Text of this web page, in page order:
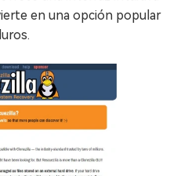
en una opción popular